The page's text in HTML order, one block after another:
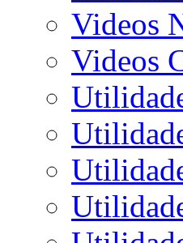
Videos
Videos